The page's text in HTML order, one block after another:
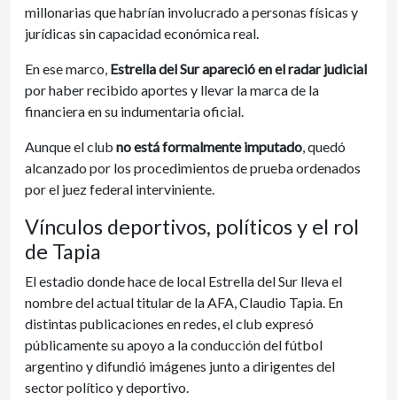
millonarias que habrían involucrado a personas físicas y
jurídicas sin capacidad económica real.
En ese marco, Estrella del Sur apareció en el radar judicial
por haber recibido aportes y llevar la marca de la
financiera en su indumentaria oficial.
Aunque el club no está formalmente imputado, quedó
alcanzado por los procedimientos de prueba ordenados
por el juez federal interviniente.
Vínculos deportivos, políticos y el rol
de Tapia
El estadio donde hace de local Estrella del Sur lleva el
nombre del actual titular de la AFA, Claudio Tapia. En
distintas publicaciones en redes, el club expresó
públicamente su apoyo a la conducción del fútbol
argentino y difundió imágenes junto a dirigentes del
sector político y deportivo.